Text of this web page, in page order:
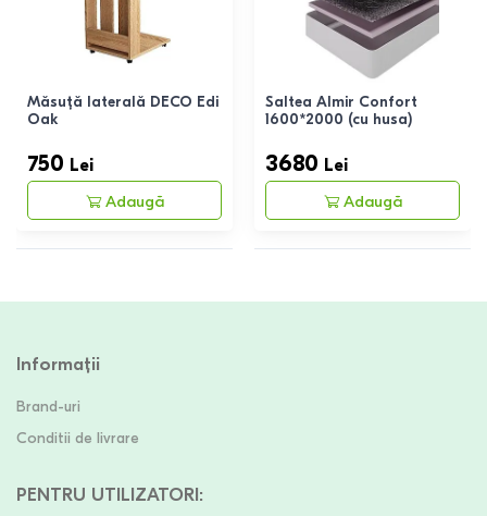
Măsuță laterală DECO Edi
Oak
750 Lei
Adaugă
Saltea Almir Confort
1600*2000 (cu husa)
3680 Lei
Adaugă
Informații
Brand-uri
Conditii de livrare
PENTRU UTILIZATORI: